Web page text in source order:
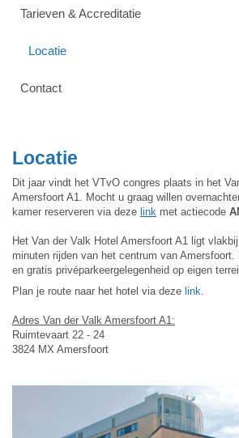
Tarieven & Accreditatie
Locatie
Contact
Locatie
Dit jaar vindt het VTvO congres plaats in het
Amersfoort A1. Mocht u graag willen
kamer reserveren via deze link met actiecode
Het Van der Valk Hotel Amersfoort A1 ligt
minuten rijden van het centrum van
en gratis privéparkeergelegenheid op eigen
Plan je route naar het hotel via deze link.
Adres Van der Valk Amersfoort A1:
Ruimtevaart 22 - 24
3824 MX Amersfoort